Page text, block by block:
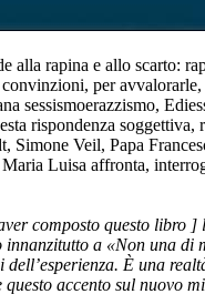
alla rapina e allo scarto:
per
sessismoerazzismo,
rispondenza
Veil, Papa
Luisa affronta,
composto questo libro
a «Non una di
È una
accento sul nuovo